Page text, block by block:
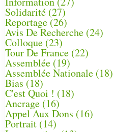
Solidarité (27)
Reportage(26)
Avis De Recherche (24)
Colloque (23)
Tour De France (22)
Assemblée (19)
Assemblée Nationale (18)
Bias (18)
C'est Quoi ! (18)
Ancrage (16)
Appel Aux Dons (16)
Portrait (14)